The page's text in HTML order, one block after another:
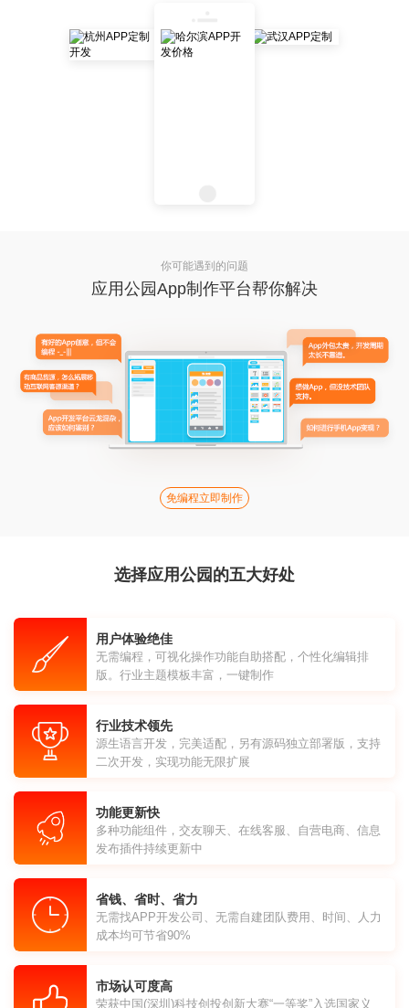
你可能遇到的问题
应用公园App制作平台帮你解决
免编程立即制作
选择应用公园的五大好处
用户体验绝佳
无需编程，可视化操作功能自助搭配，个性化编辑排
版。行业主题模板丰富，一键制作
行业技术领先
源生语言开发，完美适配，另有源码独立部署版，支持
二次开发，实现功能无限扩展
功能更新快
多种功能组件，交友聊天、在线客服、自营电商、信息
发布插件持续更新中
省钱、省时、省力
无需找APP开发公司、无需自建团队费用、时间、人力
成本均可节省90%
市场认可度高
荣获中国(深圳)科技创投创新大赛“一等奖”入选国家义